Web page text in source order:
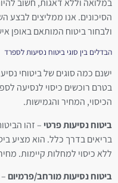
במלואה וללא דאגות, חשוב
הסיכונים. אנו ממליצים לבצע
ולבחור ביטוח המותאם באופן
הבדלים בין סוגי ביטוח נסיעות לספרד
ישנם כמה סוגים של ביטוחי
בטרם רוכשים כיסוי לנסיעה
הכיסוי, המחיר והגמישות.
ביטוח נסיעות פרטי– זהו
בריאים בדרך כלל. הוא מציע
ללא כיסוי למחלות קיימות.
ביטוח נסיעות מורחב/פרמיום